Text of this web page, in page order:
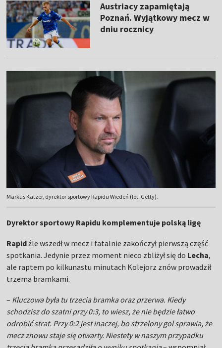
Austriacy zapamiętają
Poznań. Wyjątkowy mecz w
dniu rocznicy
Markus Katzer, dyrektor sportowy Rapidu Wiedeń (fot. Getty).
Dyrektor sportowy Rapidu komplementuje polską ligę
Rapidźle wszedł w mecz i fatalnie zakończył pierwszą część
spotkania. Jedynie przez moment nieco zbliżył się do Lecha,
ale raptem po kilkunastu minutach Kolejorz znów prowadził
trzema bramkami.
– Kluczowa była tu trzecia bramka oraz przerwa. Kiedy
schodzisz do szatni przy 0:3, to wiesz, że nie będzie łatwo
odrobić strat. Przy 0:2 jest inaczej, bo strzelony gol sprawia, że
mecz znowu staje się otwarty. Niestety w naszym przypadku